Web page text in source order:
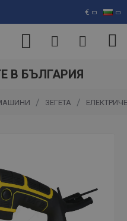
€
В БЪЛГАРИЯ
ЗЕГЕТА